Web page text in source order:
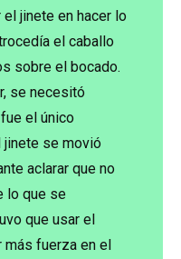
jinete en hacer lo
el caballo
sobre el bocado.
se necesitó
el único
jinete se movió
aclarar que no
lo que se
que usar el
más fuerza en el